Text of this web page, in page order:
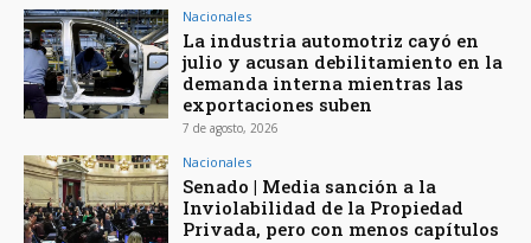
Nacionales
La industria automotriz cayó en
julio y acusan debilitamiento en la
demanda interna mientras las
exportaciones suben
7 de agosto, 2026
Nacionales
Senado | Media sanción a la
Inviolabilidad de la Propiedad
Privada, pero con menos capítulos